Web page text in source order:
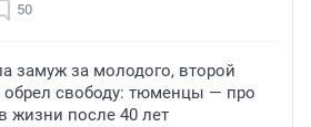
50
замуж за молодого, второй
обрел свободу: тюменцы — про
жизни после 40 лет